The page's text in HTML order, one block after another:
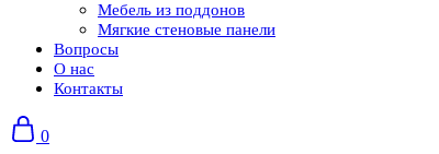
Мебель из поддонов
Мягкие стеновые панели
Вопросы
О нас
Контакты
0